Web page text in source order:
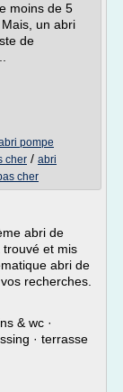
moins de 5
un abri
de
pompe
cher / abri
cher
abri de
et mis
abri de
recherches.
& wc ·
· terrasse